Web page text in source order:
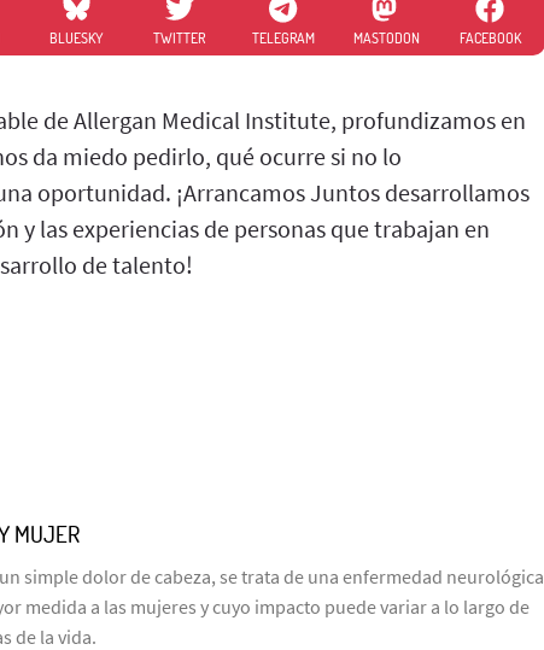
BLUESKY TWITTER TELEGRAM MASTODON FACEBOOK
de Allergan Medical Institute, profundizamos en
da miedo pedirlo, qué ocurre si no lo
oportunidad. ¡Arrancamos Juntos desarrollamos
y las experiencias de personas que trabajan en
de talento!
MUJER
simple dolor de cabeza, se trata de una enfermedad neurológica
medida a las mujeres y cuyo impacto puede variar a lo largo de
de la vida.